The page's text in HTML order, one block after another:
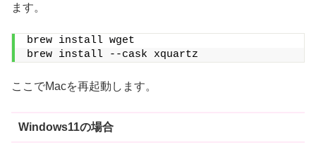
ます。
brew install wget
brew install --cask xquartz
ここでMacを再起動します。
Windows11の場合